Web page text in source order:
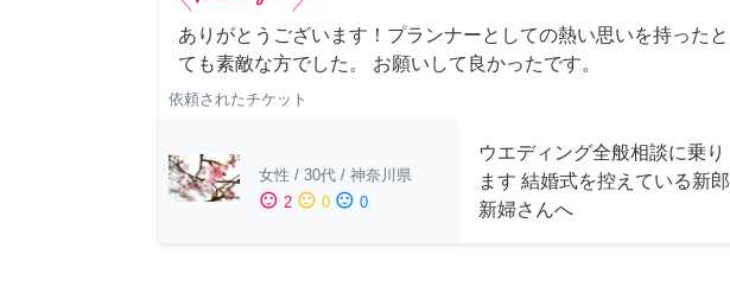
ありがとうございます！プランナーとしての熱い思いを持ったと
ても素敵な方でした。 お願いして良かったです。
依頼されたチケット
女性 / 30代 / 神奈川県
sentiment_satisfied 2 sentiment_neutral 0 sentiment_dissatisfied 0
ウエディング全般相談に乗り
ます 結婚式を控えている新郎
新婦さんへ